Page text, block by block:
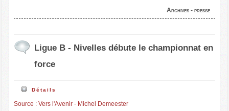
Archives - presse
Ligue B - Nivelles débute le championnat en
force
Détails
Source : Vers l'Avenir - Michel Demeester